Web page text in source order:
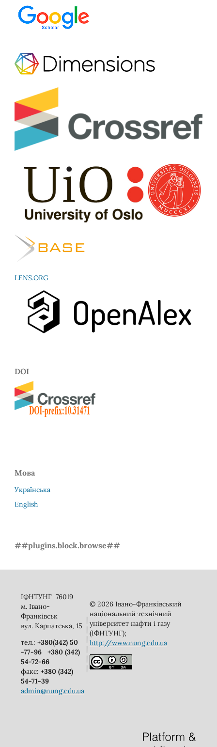
LENS.ORG
DOI
Мова
Українська
English
##plugins.block.browse##
ІФНТУНГ 76019
м. Івано-
Франківськ
вул. Карпатська, 15
тел.: +380(342) 50
-77-96
+380 (342)
54-72-66
факс: +380 (342)
54-71-39
admin@nung.edu.ua
|
|
|
|
|
|
© 2026 Івано-Франківський
національний технічний
університет нафти і газу
(ІФНТУНГ);
http://www.nung.edu.ua